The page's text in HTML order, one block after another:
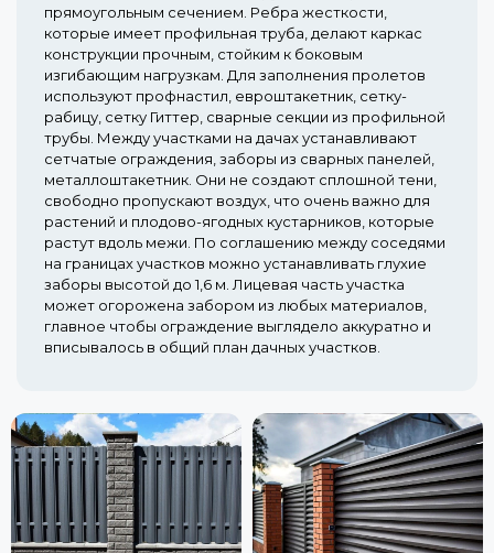
прямоугольным сечением. Ребра жесткости,
которые имеет профильная труба, делают каркас
конструкции прочным, стойким к боковым
изгибающим нагрузкам. Для заполнения пролетов
используют профнастил, евроштакетник, сетку-
рабицу, сетку Гиттер, сварные секции из профильной
трубы. Между участками на дачах устанавливают
сетчатые ограждения, заборы из сварных панелей,
металлоштакетник. Они не создают сплошной тени,
свободно пропускают воздух, что очень важно для
растений и плодово-ягодных кустарников, которые
растут вдоль межи. По соглашению между соседями
на границах участков можно устанавливать глухие
заборы высотой до 1,6 м. Лицевая часть участка
может огорожена забором из любых материалов,
главное чтобы ограждение выглядело аккуратно и
вписывалось в общий план дачных участков.